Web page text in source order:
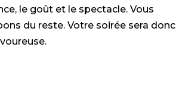
le goût et le spectacle. Vous
du reste. Votre soirée sera donc